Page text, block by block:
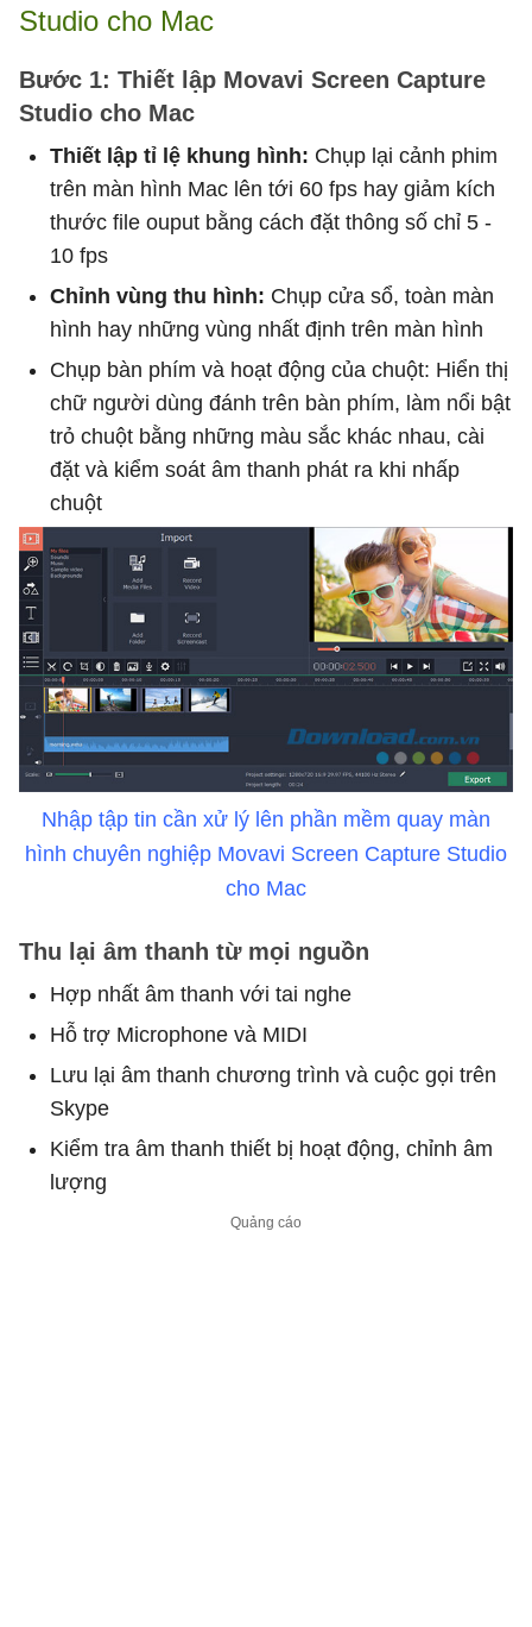
Studio cho Mac
Bước 1: Thiết lập Movavi Screen Capture
Studio cho Mac
Thiết lập tỉ lệ khung hình: Chụp lại cảnh phim
trên màn hình Mac lên tới 60 fps hay giảm kích
thước file ouput bằng cách đặt thông số chỉ 5 -
10 fps
Chỉnh vùng thu hình: Chụp cửa sổ, toàn màn
hình hay những vùng nhất định trên màn hình
Chụp bàn phím và hoạt động của chuột: Hiển thị
chữ người dùng đánh trên bàn phím, làm nổi bật
trỏ chuột bằng những màu sắc khác nhau, cài
đặt và kiểm soát âm thanh phát ra khi nhấp
chuột
Nhập tập tin cần xử lý lên phần mềm quay màn
hình chuyên nghiệp Movavi Screen Capture Studio
cho Mac
Thu lại âm thanh từ mọi nguồn
Hợp nhất âm thanh với tai nghe
Hỗ trợ Microphone và MIDI
Lưu lại âm thanh chương trình và cuộc gọi trên
Skype
Kiểm tra âm thanh thiết bị hoạt động, chỉnh âm
lượng